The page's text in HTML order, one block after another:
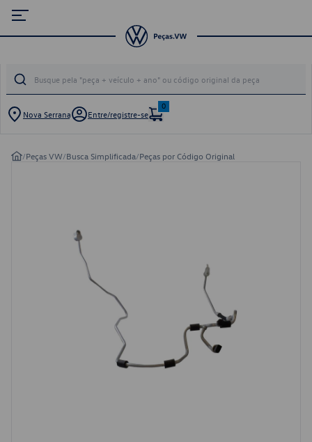
Nova Serrana Entre/registre-se
0
/Peças VW/Busca Simplificada/Peças por Código Original